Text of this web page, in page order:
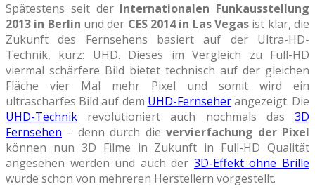
Spätestens seit der Internationalen Funkausstellung
2013 in Berlin und der CES 2014 in Las Vegas ist klar, die
Zukunft des Fernsehens basiert auf der Ultra-HD-
Technik, kurz: UHD. Dieses im Vergleich zu Full-HD
viermal schärfere Bild bietet technisch auf der gleichen
Fläche vier Mal mehr Pixel und somit wird ein
ultrascharfes Bild auf dem UHD-Fernseherangezeigt. Die
UHD-Technik revolutioniert auch nochmals das 3D
Fernsehen – denn durch die vervierfachung der Pixel
können nun 3D Filme in Zukunft in Full-HD Qualität
angesehen werden und auch der 3D-Effekt ohne Brille
wurde schon von mehreren Herstellern vorgestellt.